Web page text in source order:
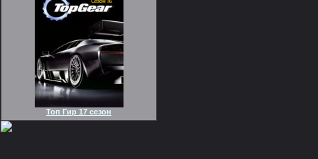
Топ Гир 17 сезон